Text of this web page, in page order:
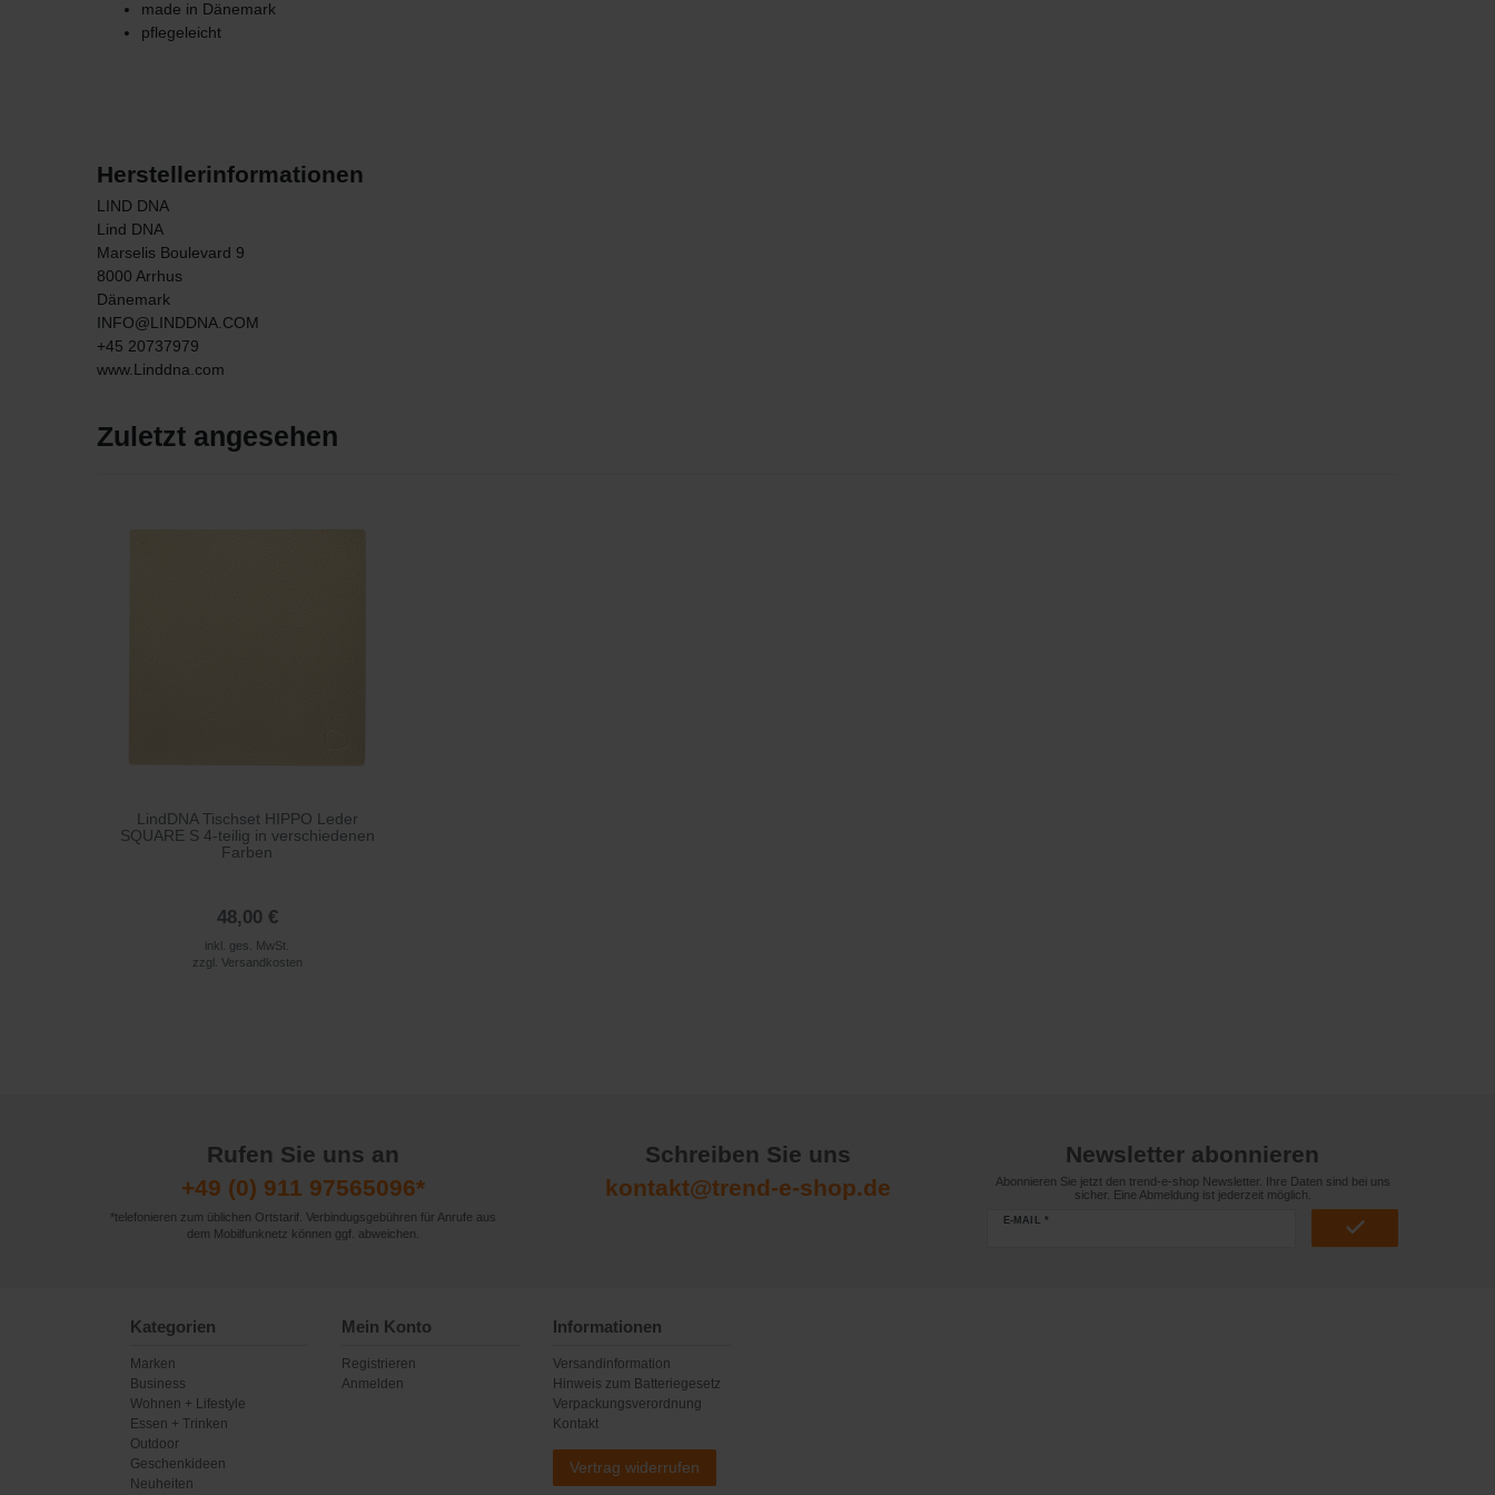
made in Dänemark
pflegeleicht
Herstellerinformationen
LIND DNA
Lind DNA
Marselis Boulevard 9
8000 Arrhus
Dänemark
INFO@LINDDNA.COM
+45 20737979
www.Linddna.com
Zuletzt angesehen
LindDNA Tischset HIPPO Leder
SQUARE S 4-teilig in verschiedenen
Farben
48,00 €
inkl. ges. MwSt.
zzgl. Versandkosten
Rufen Sie uns an
+49 (0) 911 97565096*
*telefonieren zum üblichen Ortstarif. Verbindugsgebühren für Anrufe aus
dem Mobilfunknetz können ggf. abweichen.
Schreiben Sie uns
kontakt@trend-e-shop.de
Newsletter abonnieren
Abonnieren Sie jetzt den trend-e-shop Newsletter. Ihre Daten sind bei uns
sicher. Eine Abmeldung ist jederzeit möglich.
E-MAIL *
Kategorien
Marken
Business
Wohnen + Lifestyle
Essen + Trinken
Outdoor
Geschenkideen
Neuheiten
Mein Konto
Registrieren
Anmelden
Informationen
Versandinformation
Hinweis zum Batteriegesetz
Verpackungsverordnung
Kontakt
Vertrag widerrufen